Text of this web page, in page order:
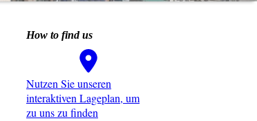
How to find us
Nutzen Sie unseren
interaktiven La­ge­plan, um
zu uns zu finden